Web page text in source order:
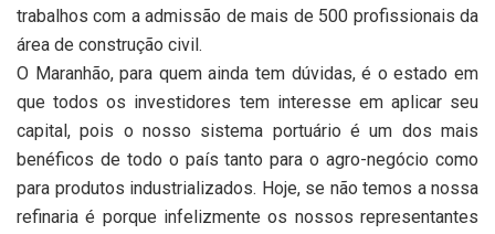
trabalhos com a admissão de mais de 500 profissionais da
área de construção civil.
O Maranhão, para quem ainda tem dúvidas, é o estado em
que todos os investidores tem interesse em aplicar seu
capital, pois o nosso sistema portuário é um dos mais
benéficos de todo o país tanto para o agro-negócio como
para produtos industrializados. Hoje, se não temos a nossa
refinaria é porque infelizmente os nossos representantes